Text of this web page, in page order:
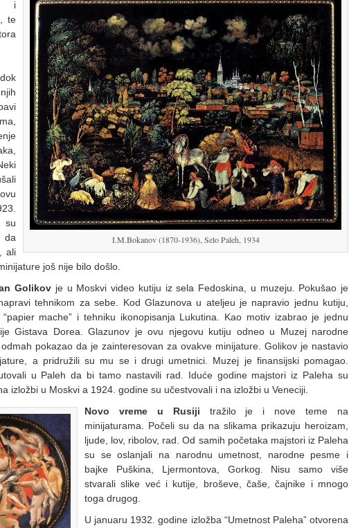
I.M.Bokanov (1870-1936), Selo Paleh, 1934
i
te
da
ali
još nije bilo došlo.
Golikov je u Moskvi video kutiju iz sela Fedoskina, u muzeju. Pokušao je
tehnikom za sebe. Kod Glazunova u ateljeu je napravio jednu kutiju,
mache” i tehniku ikonopisanja Lukutina. Kao motiv izabrao je jednu
Gistava Dorea. Glazunov je ovu njegovu kutiju odneo u Muzej narodne
pokazao da je zainteresovan za ovakve minijature. Golikov je nastavio
a pridružili su mu se i drugi umetnici. Muzej je finansijski pomagao.
u Paleh da bi tamo nastavili rad. Iduće godine majstori iz Paleha su
izložbi u Moskvi a 1924. godine su učestvovali i na izložbi u Veneciji.
Novo vreme u Rusiji tražilo je i nove teme na
minijaturama. Počeli su da na slikama prikazuju heroizam,
ljude, lov, ribolov, rad. Od samih početaka majstori iz Paleha
su se oslanjali na narodnu umetnost, narodne pesme i
bajke Puškina, Ljermontova, Gorkog. Nisu samo više
stvarali slike već i kutije, broševe, čaše, čajnike i mnogo
toga drugog.
U januaru 1932. godine izložba “Umetnost Paleha” otvorena